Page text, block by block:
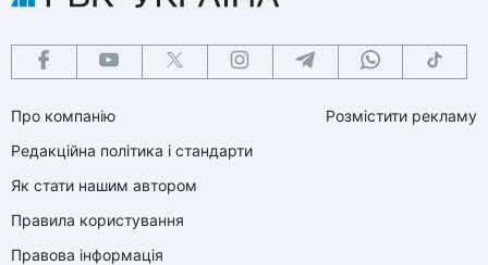
Про компанію
Редакційна політика і стандарти
Як стати нашим автором
Правила користування
Правова інформація
Розмістити рекламу